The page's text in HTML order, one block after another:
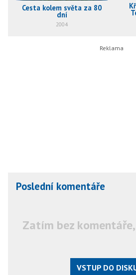
Cesta kolem světa za 80
dní
2004
Poslední komentáře
Zatím bez
VSTUP DO